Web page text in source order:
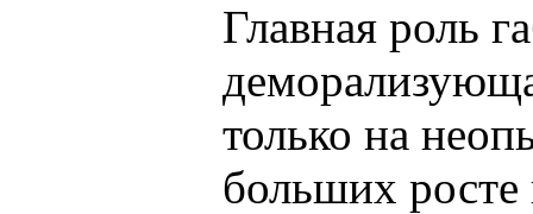
Главная роль
только на
больших росте